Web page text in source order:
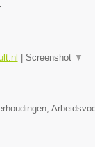
Screenshot ▼